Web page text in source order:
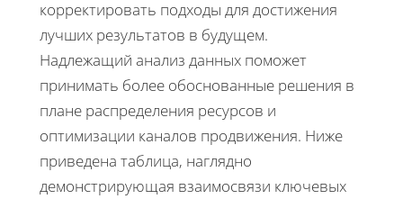
корректировать подходы для достижения
лучших результатов в будущем.
Надлежащий анализ данных поможет
принимать более обоснованные решения в
плане распределения ресурсов и
оптимизации каналов продвижения. Ниже
приведена таблица, наглядно
демонстрирующая взаимосвязи ключевых